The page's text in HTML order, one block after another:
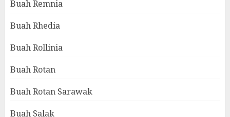
Buah Remnia
Buah Rhedia
Buah Rollinia
Buah Rotan
Buah Rotan Sarawak
Buah Salak